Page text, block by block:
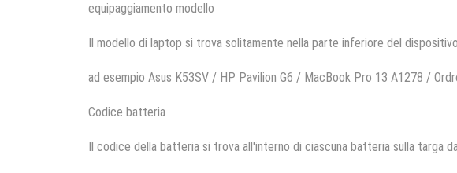
equipaggiamento modello
Il modello di laptop si trova solitamente nella parte inferiore del
ad esempio Asus K53SV / HP Pavilion G6 / MacBook Pro 13 A1278 /
Codice batteria
Il codice della batteria si trova all'interno di ciascuna batteria sulla targa